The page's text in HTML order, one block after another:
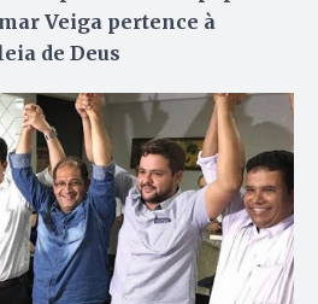
Veiga pertence à
de Deus